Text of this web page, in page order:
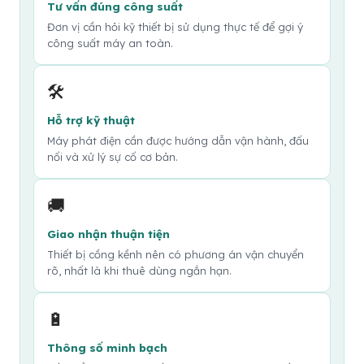
Tư vấn đúng công suất
Đơn vị cần hỏi kỹ thiết bị sử dụng thực tế để gợi ý
công suất máy an toàn.
🛠
Hỗ trợ kỹ thuật
Máy phát điện cần được hướng dẫn vận hành, đấu
nối và xử lý sự cố cơ bản.
🚚
Giao nhận thuận tiện
Thiết bị cồng kềnh nên có phương án vận chuyển
rõ, nhất là khi thuê dùng ngắn hạn.
🔋
Thông số minh bạch